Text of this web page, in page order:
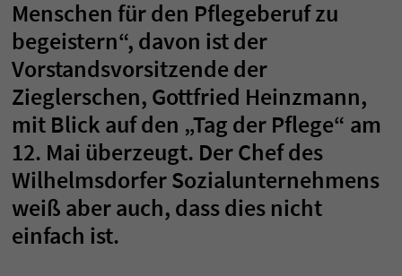
Menschen für den Pflegeberuf zu
begeistern“, davon ist der
Vorstandsvorsitzende der
Zieglerschen, Gottfried Heinzmann,
mit Blick auf den „Tag der Pflege“ am
12. Mai überzeugt. Der Chef des
Wilhelmsdorfer Sozialunternehmens
weiß aber auch, dass dies nicht
einfach ist.